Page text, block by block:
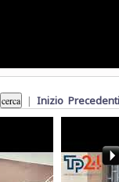
| Inizio Precedenti